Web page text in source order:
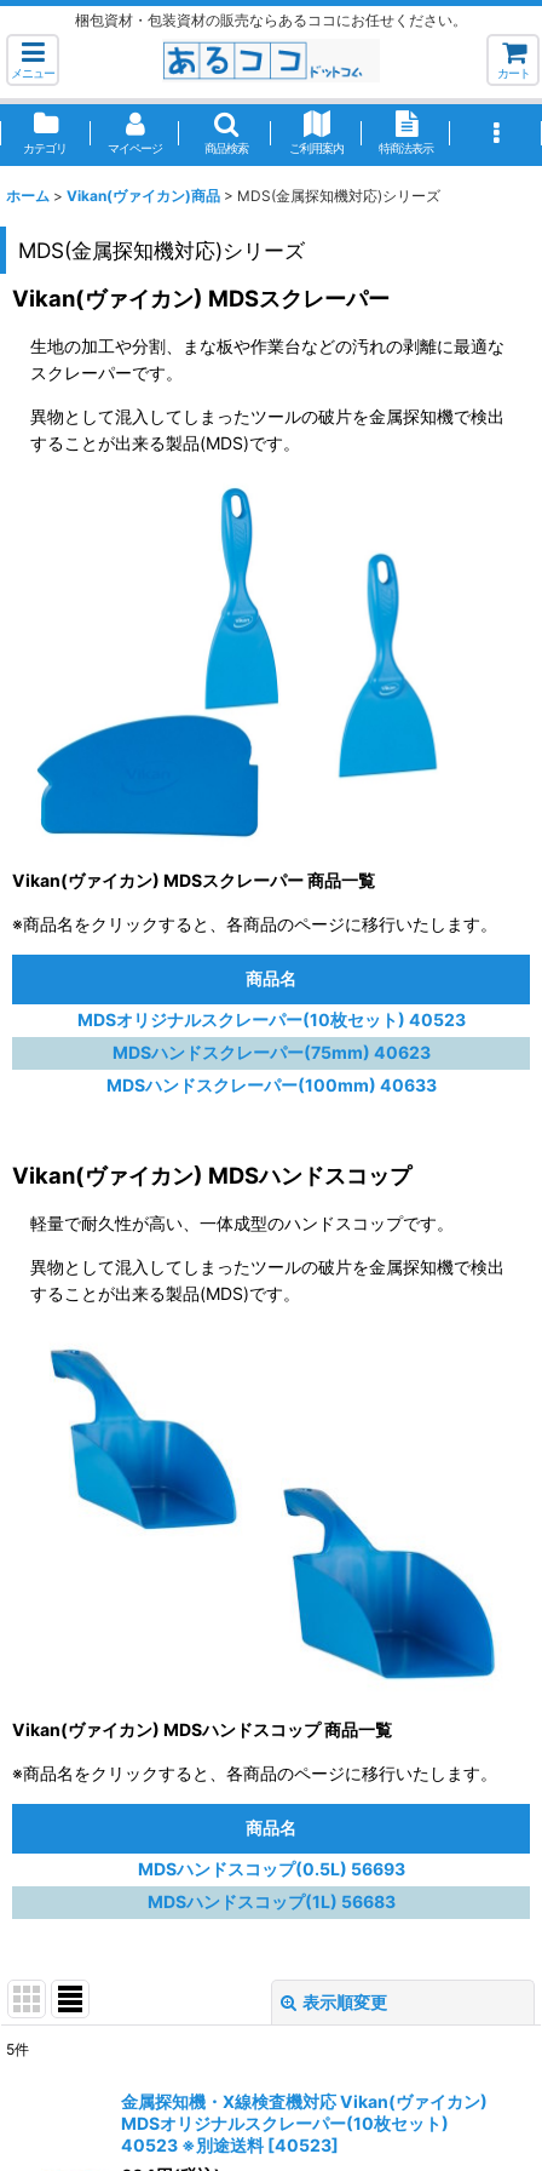
梱包資材・包装資材の販売ならあるココにお任せください。
メニュー カート
カテゴリ マイページ 商品検索 ご利用案内 特商法表示
ホーム > Vikan(ヴァイカン)商品 > MDS(金属探知機対応)シリーズ
MDS(金属探知機対応)シリーズ
Vikan(ヴァイカン) MDSスクレーパー
生地の加工や分割、まな板や作業台などの汚れの剥離に最適な
スクレーパーです。
異物として混入してしまったツールの破片を金属探知機で検出
することが出来る製品(MDS)です。
Vikan(ヴァイカン) MDSスクレーパー 商品一覧
※商品名をクリックすると、各商品のページに移行いたします。
商品名
MDSオリジナルスクレーパー(10枚セット) 40523
MDSハンドスクレーパー(75mm) 40623
MDSハンドスクレーパー(100mm) 40633
Vikan(ヴァイカン) MDSハンドスコップ
軽量で耐久性が高い、一体成型のハンドスコップです。
異物として混入してしまったツールの破片を金属探知機で検出
することが出来る製品(MDS)です。
Vikan(ヴァイカン) MDSハンドスコップ 商品一覧
※商品名をクリックすると、各商品のページに移行いたします。
商品名
MDSハンドスコップ(0.5L) 56693
MDSハンドスコップ(1L) 56683
表示順変更
5件
金属探知機・X線検査機対応 Vikan(ヴァイカン)
MDSオリジナルスクレーパー(10枚セット)
40523 ※別途送料 [40523]